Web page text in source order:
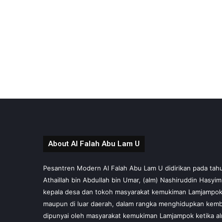
About Al Falah Abu Lam U
Pesantren Modern Al Falah Abu Lam U didirikan pada
Athaillah bin Abdullah bin Umar, (alm) Nashiruddin
kepala desa dan tokoh masyarakat kemukiman
maupun di luar daerah, dalam rangka menghidupkan
dipunyai oleh masyarakat kemukiman Lamjampok ketika